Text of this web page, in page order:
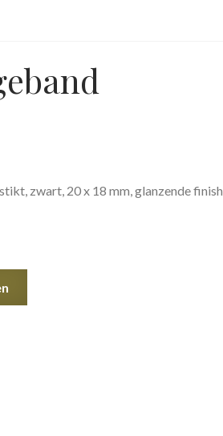
zwart, 20 x 18 mm, glanzende finish.